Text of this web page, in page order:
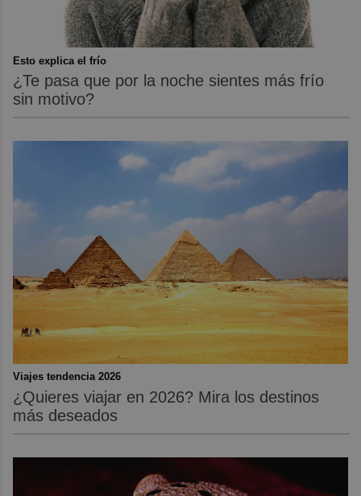
Esto explica el frío
¿Te pasa que por la noche sientes más frío
sin motivo?
Viajes tendencia 2026
¿Quieres viajar en 2026? Mira los destinos
más deseados